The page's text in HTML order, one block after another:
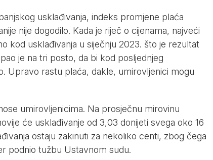
usklađivanja, indeks promjene plaća
nije dogodilo. Kada je riječ o cijenama, najveći
kod usklađivanja u siječnju 2023. što je rezultat
je na tri posto, da bi kod posljednjeg
Upravo rastu plaća, dakle, umirovljenici mogu
umirovljenicima. Na prosječnu mirovinu
će usklađivanje od 3,03 donijeti svega oko 16
ostaju zakinuti za nekoliko centi, zbog čega
podnio tužbu Ustavnom sudu.